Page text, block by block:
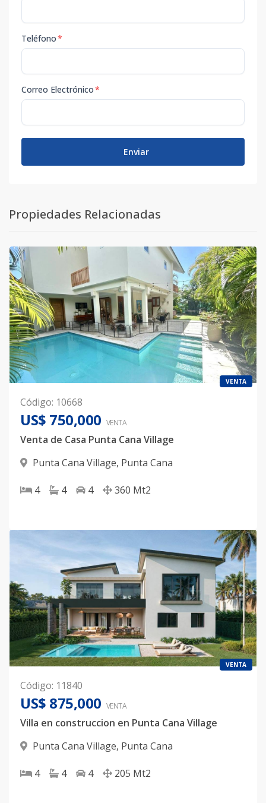
Teléfono*
Correo Electrónico*
Enviar
Propiedades Relacionadas
VENTA
Código: 10668
US$ 750,000 VENTA
Venta de Casa Punta Cana Village
Punta Cana Village, Punta Cana
4 4 4 360 Mt2
VENTA
Código: 11840
US$ 875,000 VENTA
Villa en construccion en Punta Cana Village
Punta Cana Village, Punta Cana
4 4 4 205 Mt2